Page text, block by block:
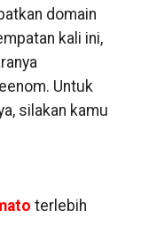
domain
kali ini,
Untuk
silakan kamu
terlebih